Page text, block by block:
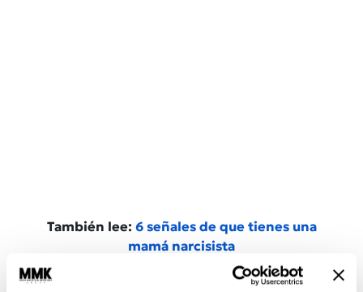
También lee: 6 señales de que tienes una
mamá narcisista
Necesidad de admiración